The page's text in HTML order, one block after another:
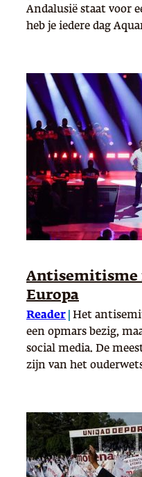
Andalusië staat voor
heb je iedere dag
Antisemitisme
Europa
Reader
Het
een opmars bezig,
social media. De
zijn van het